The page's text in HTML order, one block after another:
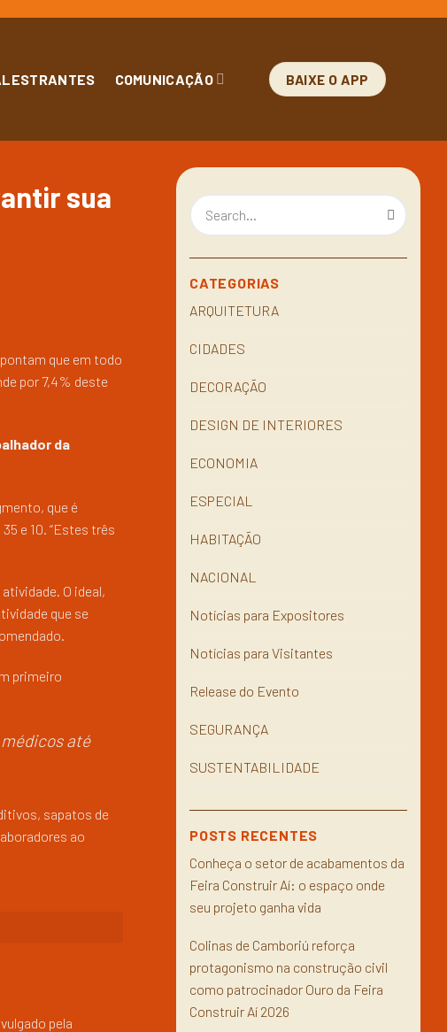
COMUNICAÇÃO BAIXE O APP
sua
que em todo
por 7,4% deste
da
que é
e 10. “Estes três
O ideal,
que se
primeiro
até
sapatos de
ao
pela
CATEGORIAS
ARQUITETURA
CIDADES
DECORAÇÃO
DESIGN DE INTERIORES
ECONOMIA
ESPECIAL
HABITAÇÃO
NACIONAL
Notícias para Expositores
Notícias para Visitantes
Release do Evento
SEGURANÇA
SUSTENTABILIDADE
POSTS RECENTES
Conheça o setor de acabamentos da
Feira Construir Aí: o espaço onde
seu projeto ganha vida
Colinas de Camboriú reforça
protagonismo na construção civil
como patrocinador Ouro da Feira
Construir Aí 2026